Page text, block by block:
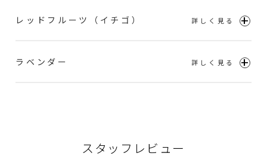
レッドフルーツ（イチゴ）
ラベンダー
スタッフレビュー